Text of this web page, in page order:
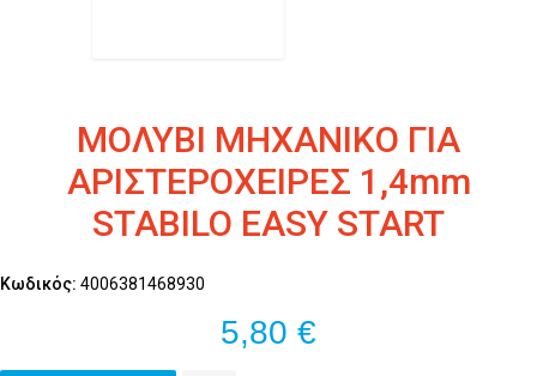
ΜΟΛΥΒΙ ΜΗΧΑΝΙΚΟ ΓΙΑ
ΑΡΙΣΤΕΡΟΧΕΙΡΕΣ 1,4mm
STABILO EASY START
Κωδικός: 4006381468930
5,80 €